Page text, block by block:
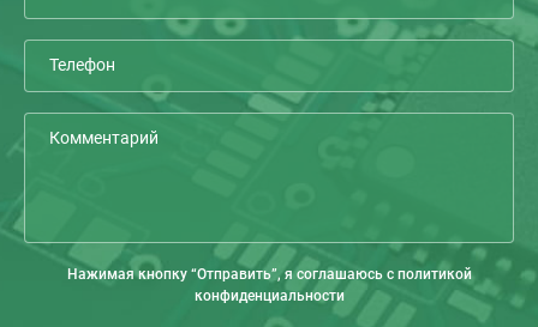
Нажимая кнопку “Отправить”, я соглашаюсь с политикой
конфиденциальности